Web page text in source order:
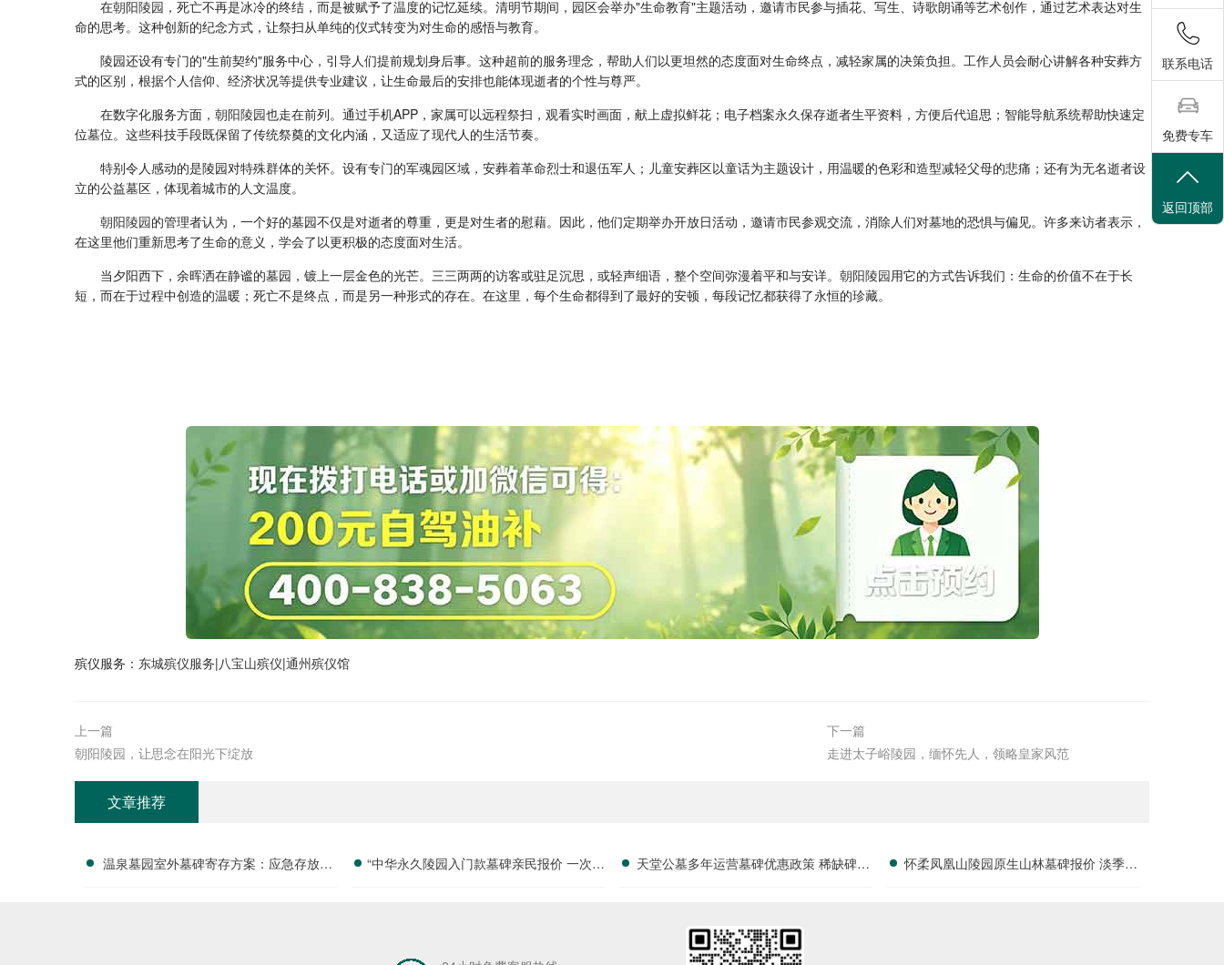
在朝阳陵园 ，死亡不再是冰冷的终结，而是被赋予了温度的记忆延续。清明节期间，园区会举办"生命教育"主题活动，邀请市民参与插花、写生、诗歌朗诵等艺术创作，通过艺术表达对生
命的思考。这种创新的纪念方式，让祭扫从单纯的仪式转变为对生命的感悟与教育。
陵园还设有专门的"生前契约"服务中心，引导人们提前规划身后事。这种超前的服务理念，帮助人们以更坦然的态度面对生命终点，减轻家属的决策负担。工作人员会耐心讲解各种安葬方
式的区别，根据个人信仰、经济状况等提供专业建议，让生命最后的安排也能体现逝者的个性与尊严。
在数字化服务方面， 朝阳陵园也走在前列。通过手机APP，家属可以远程祭扫，观看实时画面，献上虚拟鲜花；电子档案永久保存逝者生平资料，方便后代追思；智能导航系统帮助快速定
位墓位。这些科技手段既保留了传统祭奠的文化内涵，又适应了现代人的生活节奏。
特别令人感动的是陵园对特殊群体的关怀。设有专门的军魂园区域，安葬着革命烈士和退伍军人；儿童安葬区以童话为主题设计，用温暖的色彩和造型减轻父母的悲痛；还有为无名逝者设
立的公益墓区，体现着城市的人文温度。
朝阳陵园的管理者认为，一个好的墓园不仅是对逝者的尊重，更是对生者的慰藉。因此，他们定期举办开放日活动，邀请市民参观交流，消除人们对墓地的恐惧与偏见。许多来访者表示，
在这里他们重新思考了生命的意义，学会了以更积极的态度面对生活。
当夕阳西下，余晖洒在静谧的墓园，镀上一层金色的光芒。三三两两的访客或驻足沉思，或轻声细语，整个空间弥漫着平和与安详。 朝阳陵园用它的方式告诉我们：生命的价值不在于长
短，而在于过程中创造的温暖；死亡不是终点，而是另一种形式的存在。在这里，每个生命都得到了最好的安顿，每段记忆都获得了永恒的珍藏。
殡仪服务： 东城殡仪服务|八宝山殡仪|通州殡仪馆
上一篇
朝阳陵园，让思念在阳光下绽放
下一篇
走进太子峪陵园，缅怀先人，领略皇家风范
文章推荐
温泉墓园室外墓碑寄存方案：应急存放配
“中华永久陵园入门款墓碑亲民报价 一次性
天堂公墓多年运营墓碑优惠政策 稀缺碑位
怀柔凤凰山陵园原生山林墓碑报价 淡季专
联系电话
免费专车
返回顶部